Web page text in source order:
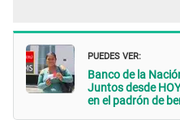
PUEDES VER:
Banco de la
Juntos desde
en el padrón de